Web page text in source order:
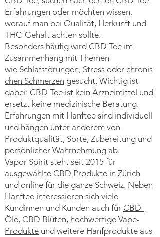
Erfahrungen oder möchten wissen,
worauf man bei Qualität, Herkunft und
THC-Gehalt achten sollte.
Besonders häufig wird CBD Tee im
Zusammenhang mit Themen
wie Schlafstörungen, Stress oder chronis
chen Schmerzen gesucht. Wichtig ist
dabei: CBD Tee ist kein Arzneimittel und
ersetzt keine medizinische Beratung.
Erfahrungen mit Hanftee sind individuell
und hängen unter anderem von
Produktqualität, Sorte, Zubereitung und
persönlicher Wahrnehmung ab.
Vapor Spirit steht seit 2015 für
ausgewählte CBD Produkte in Zürich
und online für die ganze Schweiz. Neben
Hanftee interessieren sich viele
Kundinnen und Kunden auch für CBD-
Öle, CBD Blüten, hochwertige Vape-
Produkte und weitere Hanfprodukte aus